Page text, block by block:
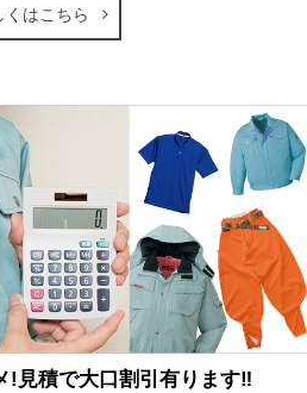
くはこちら
!見積で大口割引有ります‼